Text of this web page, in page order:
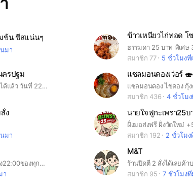
ข้น ชีสแน่นๆ
มา
ธรรมดา 25 บาท พิเศษ
สมาชิก 77
5 ชั่วโมงที่
ครปฐม
🥗🔊เปิดความอร่อยพร้อมกันได้แล้ว วันที่ 22 มิถุนายน 2569
แซลมอนดองเว่อร์
สมาชิก 436
4 ชั่วโม
ง
มา
นายใจฟูกะเพรา25
ฝั่งมอส่งฟรี ฝั่งวัดใหม่
สมาชิก 192
2 ชั่วโม
นักศึกษาขายเอง รับออเดอร์ถึง22:00ของทุกวัน ส่งเช้าของทุกวันค้าบ ยกเว้นวันพุธ เสาร์อาทิตย์ส่งบ่ายค้าบ
า
M&T
ร้านปิดตี 2 สั่งได้เลยค้า
สมาชิก 95
7 ชั่วโมง